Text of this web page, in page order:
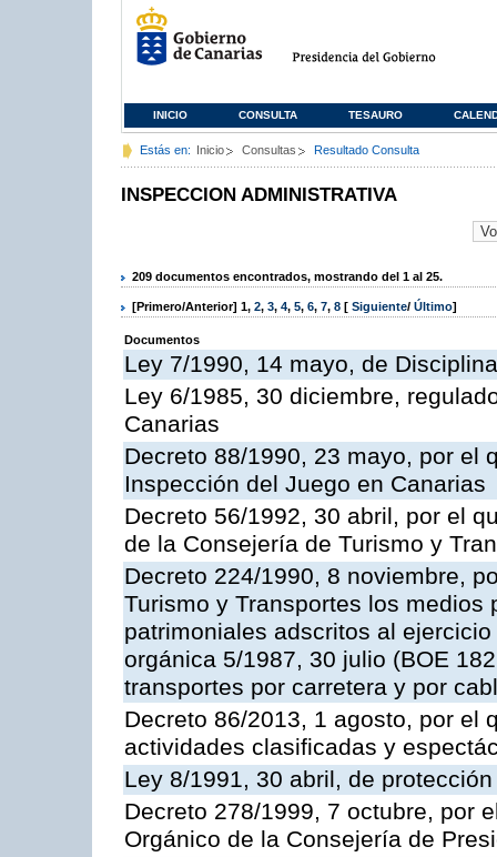
INICIO CONSULTA TESAURO
Estás en: Inicio Consultas Resultado Consulta
INSPECCION ADMINISTRATIVA
209 documentos encontrados, mostrando del 1 al 25.
[Primero/Anterior] 1, 2, 3, 4, 5, 6, 7, 8 [ Siguiente/ Último]
Documentos
Ley 7/1990, 14 mayo, de
Ley 6/1985, 30 diciembre,
Canarias
Decreto 88/1990, 23 mayo, por el
Inspección del Juego en Canarias
Decreto 56/1992, 30 abril, por el
de la Consejería de Turismo y
Decreto 224/1990, 8 noviembre,
Turismo y Transportes los
patrimoniales adscritos al
orgánica 5/1987, 30 julio (BOE
transportes por carretera y por
Decreto 86/2013, 1 agosto, por el
actividades clasificadas y
Ley 8/1991, 30 abril, de
Decreto 278/1999, 7 octubre, por
Orgánico de la Consejería de